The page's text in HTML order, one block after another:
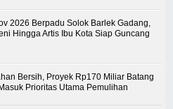
2026 Berpadu Solok Barlek Gadang,
Hingga Artis Ibu Kota Siap Guncang
Bersih, Proyek Rp170 Miliar Batang
Prioritas Utama Pemulihan